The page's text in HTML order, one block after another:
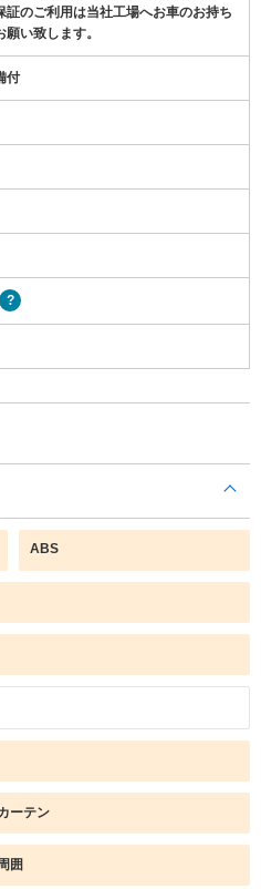
のご利用は当社工場へお車のお持ち
願い致します。
付
ABS
ーテン
囲